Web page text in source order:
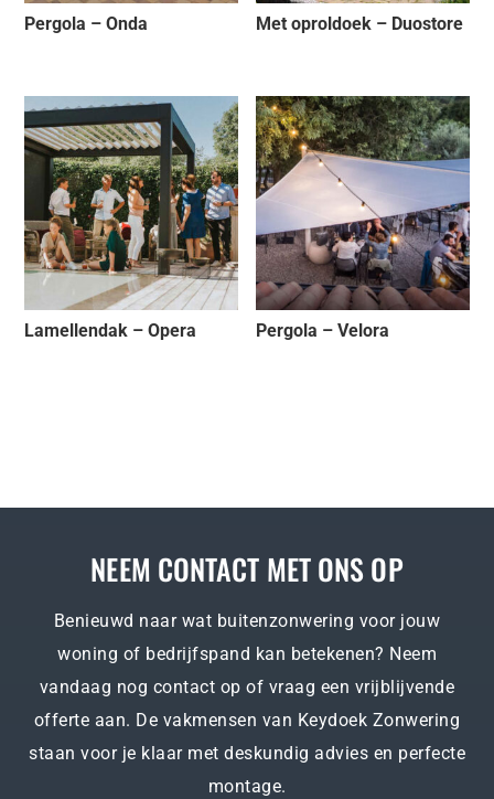
Pergola – Onda Met oproldoek – Duostore
Lamellendak – Opera Pergola – Velora
NEEM CONTACT MET ONS OP
Benieuwd naar wat buitenzonwering voor jouw
woning of bedrijfspand kan betekenen? Neem
vandaag nog contact op of vraag een vrijblijvende
offerte aan. De vakmensen van Keydoek Zonwering
staan voor je klaar met deskundig advies en perfecte
montage.